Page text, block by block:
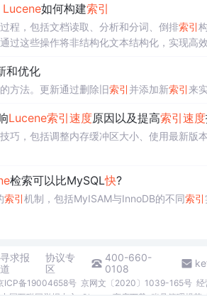
Lucene如何构建索引
程，包括文档读取、分析和分词、倒排索引
通过这些操作将非结构化文本结构化，实现高效
和优化
方法。更新通过删除旧索引 并添加新索引 来
Lucene索引速度原因以及提高索引速度
巧，包括调整内存缓冲区大小、使用最新版
检索可以比MySQL快?
索引机制，包括MyISAM与InnoDB的不同索引
寻求报
道
协议专
区
400-660-
0108
ICP备19004658号 京网文〔2020〕1039-165号 经